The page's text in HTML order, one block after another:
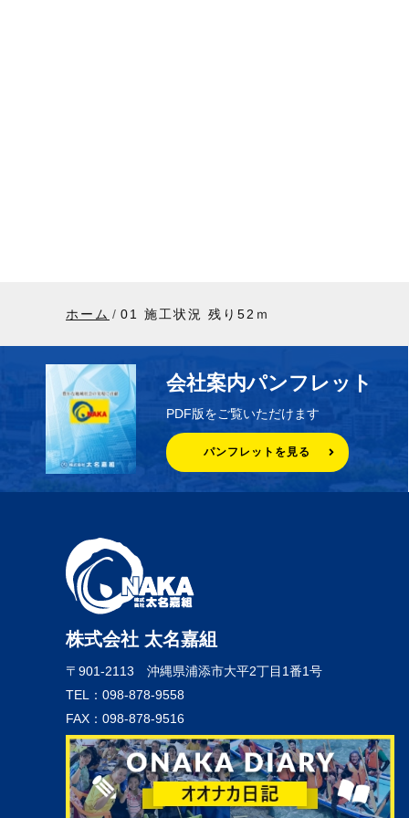
ホーム 01 施工状況 残り52ｍ
会社案内パンフレット
PDF版をご覧いただけます
パンフレットを見る
株式会社 太名嘉組
〒901-2113 沖縄県浦添市大平2丁目1番1号
TEL：098-878-9558
FAX：098-878-9516